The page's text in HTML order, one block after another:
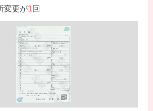
変更が1回